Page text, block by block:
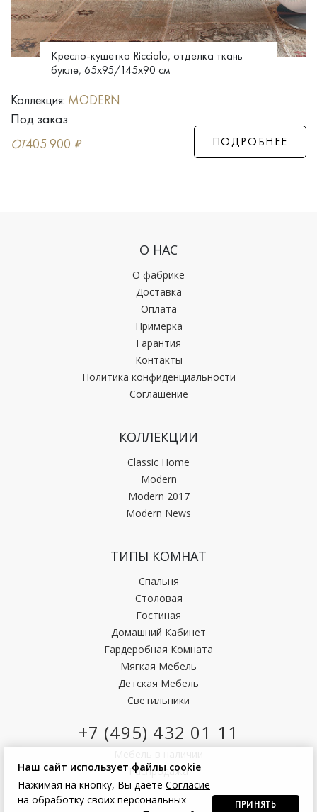
Кресло-кушетка Ricciolo, отделка ткань
букле, 65x95/145x90 см
Коллекция: MODERN
Под заказ
ОТ405 900 ₽ ПОДРОБНЕЕ
О НАС
О фабрике
Доставка
Оплата
Примерка
Гарантия
Контакты
Политика конфиденциальности
Соглашение
КОЛЛЕКЦИИ
Classic Home
Modern
Modern 2017
Modern News
ТИПЫ КОМНАТ
Спальня
Столовая
Гостиная
Домашний Кабинет
Гардеробная Комната
Мягкая Мебель
Детская Мебель
Светильники
+7 (495) 432 01 11
Распродажа
Наш сайт использует файлы cookie
Нажимая на кнопку, Вы даете Согласие
на обработку своих персональных
ПРИНЯТЬ